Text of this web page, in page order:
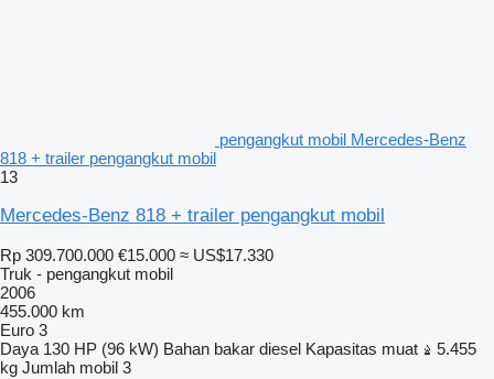
pengangkut mobil Mercedes-Benz
818 + trailer pengangkut mobil
13
Mercedes-Benz 818 + trailer pengangkut mobil
Rp 309.700.000 €15.000 ≈ US$17.330
Truk - pengangkut mobil
2006
455.000 km
Euro 3
Daya 130 HP (96 kW) Bahan bakar diesel Kapasitas muat
5.455
kg Jumlah mobil 3